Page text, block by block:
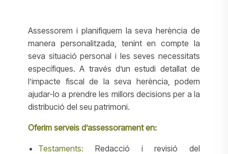
Assessorem i planifiquem la seva herència de
manera personalitzada, tenint en compte la
seva situació personal i les seves necessitats
específiques. A través d’un estudi detallat de
l’impacte fiscal de la seva herència, podem
ajudar-lo a prendre les millors decisions per a la
distribució del seu patrimoni.
Oferim serveis d’assessorament en:
Testaments: Redacció i revisió del